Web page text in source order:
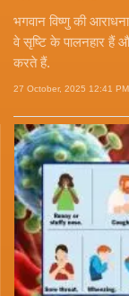
भगवान विष्णु की
वे सृष्टि के पालनहार हैं
करते हैं.
27 October, 2025 12:41